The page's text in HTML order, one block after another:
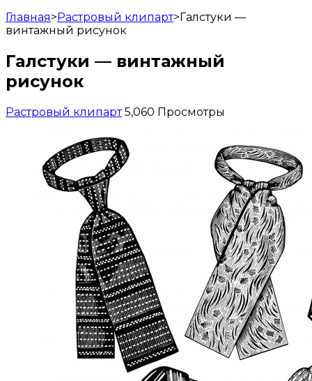
Главная>Растровый клипарт>Галстуки —
винтажный рисунок
Галстуки — винтажный
рисунок
Растровый клипарт 5,060 Просмотры